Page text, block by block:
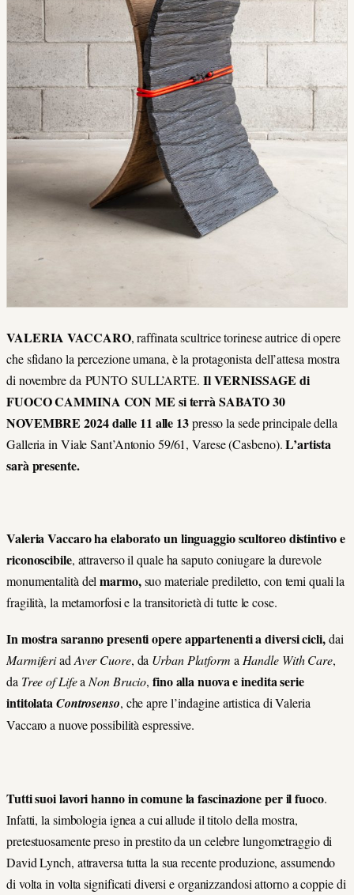
VALERIA VACCARO, raffinata scultrice torineseautrice di opere
che sfidano la percezione umana, è la protagonista dell’attesa mostra
di novembre da PUNTO SULL’ARTE. Il VERNISSAGE di
FUOCO CAMMINA CON ME si terrà SABATO 30
NOVEMBRE 2024 dalle 11 alle 13presso la sede principale della
Galleria in Viale Sant’Antonio 59/61, Varese (Casbeno).L’artista
sarà presente.
Valeria Vaccaro ha elaborato un linguaggio scultoreo distintivo e
riconoscibile, attraverso il quale ha saputo coniugare la durevole
monumentalità delmarmo,suo materiale prediletto, con temi quali la
fragilità, la metamorfosi e la transitorietà di tutte le cose.
In mostra saranno presenti opere appartenenti a diversi cicli,dai
MarmiferiadAver Cuore, da Urban Platform aHandle With Care,
da Tree of LifeaNon Brucio,fino alla nuova e inedita serie
intitolataControsenso, che apre l’indagine artistica di Valeria
Vaccaro a nuove possibilità espressive.
Tutti suoi lavori hanno in comune la fascinazione per il fuoco.
Infatti, la simbologia ignea a cui allude il titolo della mostra,
pretestuosamente preso in prestito da un celebre lungometraggio di
David Lynch, attraversa tutta la sua recente produzione, assumendo
di volta in volta significati diversi e organizzandosi attorno a coppie di